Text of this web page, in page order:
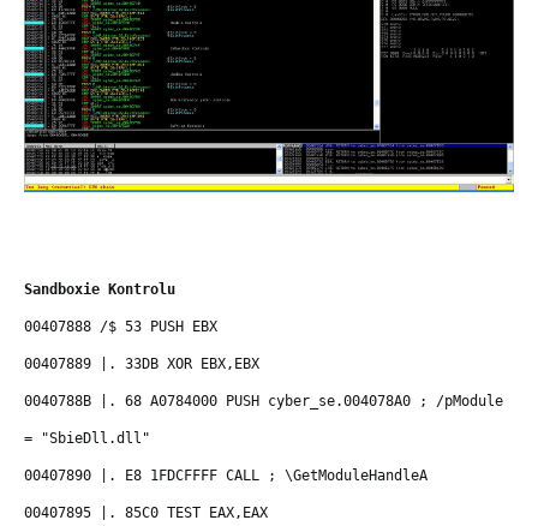
Sandboxie Kontrolu
00407888 /$ 53 PUSH EBX
00407889 |. 33DB XOR EBX,EBX
0040788B |. 68 A0784000 PUSH cyber_se.004078A0 ; /pModule
= "SbieDll.dll"
00407890 |. E8 1FDCFFFF CALL ; \GetModuleHandleA
00407895 |. 85C0 TEST EAX,EAX